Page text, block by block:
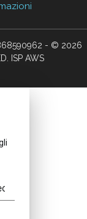
- © 2026
ISP AWS